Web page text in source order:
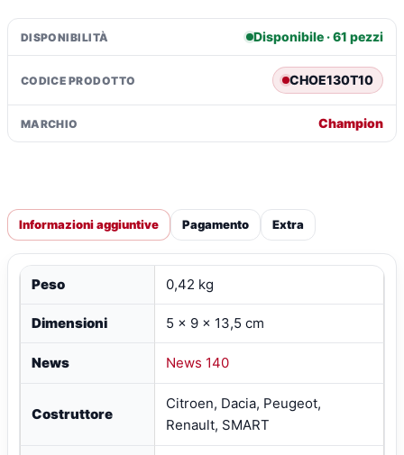
DISPONIBILITÀ Disponibile · 61 pezzi
CODICE PRODOTTO CHOE130T10
MARCHIO Champion
Informazioni aggiuntive Pagamento Extra
Peso 0,42 kg
Dimensioni 5 × 9 × 13,5 cm
News News 140
Costruttore
Citroen, Dacia, Peugeot,
Renault, SMART